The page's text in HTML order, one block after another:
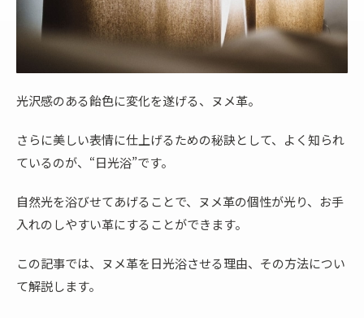
光沢感のある飴色に変化を遂げる、ヌメ革。
さらに美しい表情に仕上げるための秘訣として、よく知られ
ているのが、“日光浴”です。
自然光を浴びせてあげることで、ヌメ革の個性が光り、お手
入れのしやすい革にすることができます。
この記事では、ヌメ革を日光浴させる理由、その方法につい
て解説します。